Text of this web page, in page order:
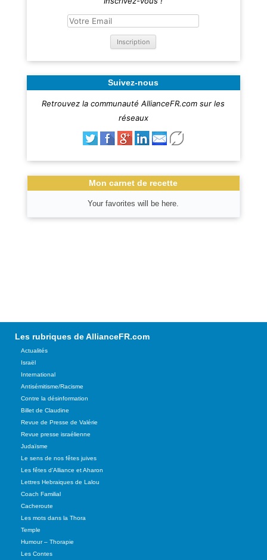
Suivez-nous
Retrouvez la communauté AllianceFR.com sur les
réseaux
Mon carnet de recette
Your favorites will be here.
Les rubriques de AllianceFR.com
Actualités
Israël
International
Antisémitisme/Racisme
Contre la désinformation
Billet de Claudine
Revue de Presse de Valérie
Revue presse israélienne
Judaïsme
Le sens de nos fêtes juives
Les fêtes d'Alliance et Aharon
Lettres Hebraiques de Lalou
Coach Familial
Cacheroute
Les mots dans la Thora
Temple
Humour – Thorapie
Les Contes